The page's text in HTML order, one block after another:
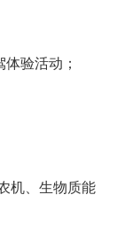
验活动；
机、生物质能